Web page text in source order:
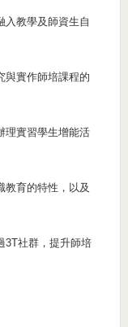
入教學及師資生自
與實作師培課程的
理實習學生增能活
教育的特性，以及
3T社群，提升師培